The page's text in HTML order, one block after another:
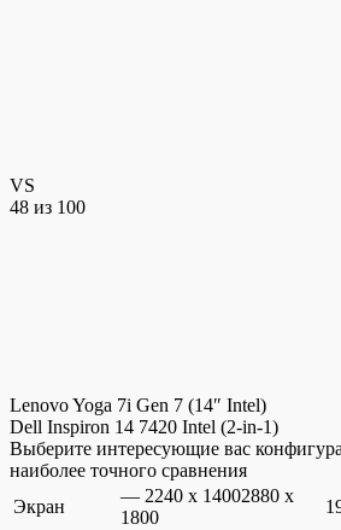
VS
48 из 100
Lenovo Yoga 7i Gen 7 (14″ Intel)
Dell Inspiron 14 7420 Intel (2-in-1)
Выберите интересующие вас
наиболее точного сравнения
Экран
— 2240 x 14002880 x
1800